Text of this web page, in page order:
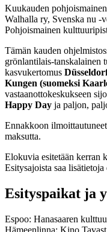
Kuukauden
Walhalla ry, Svenska nu -
Pohjoismainen
Tämän kauden
grönlantilais-tanskalainen
kasvukertomus
Kungen (suomeksi
vastaanottokeskukseen
Happy Day ja paljon,
Ennakkoon
maksutta.
Elokuvia esitetään kerran
Esitysajoista saa lisätietoja
Esityspaikat ja
Espoo: Hanasaaren
Hämeenlinna: Kino